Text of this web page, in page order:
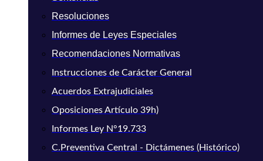
Resoluciones
Informes de Leyes Especiales
Recomendaciones Normativas
Instrucciones de Carácter General
Acuerdos Extrajudiciales
Oposiciones Artículo 39h)
Informes Ley N°19.733
C.Preventiva Central - Dictámenes (Histórico)